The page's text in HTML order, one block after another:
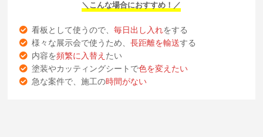
＼こんな場合におすすめ！／
看板として使うので、毎日出し入れをする
様々な展示会で使うため、長距離を輸送する
内容を頻繁に入替え たい
塗装やカッティングシートで色を変えたい
急な案件で、施工の時間がない